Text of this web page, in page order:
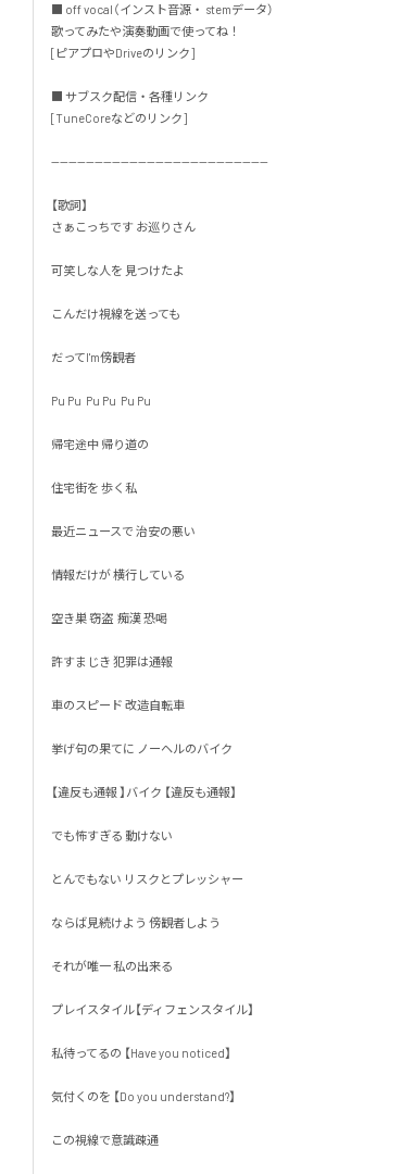
■ off vocal（インスト音源・ stemデータ）
歌ってみたや演奏動画で使ってね！
[ピアプロやDriveのリンク]
■ サブスク配信・各種リンク
[TuneCoreなどのリンク]
--------------------------------------------------
【歌詞】
さぁこっちです お巡りさん
可笑しな人を 見つけたよ
こんだけ視線を送っても
だってI'm傍観者
Pu Pu  Pu Pu  Pu Pu
帰宅途中 帰り道の
住宅街を 歩く私
最近ニュースで 治安の悪い
情報だけが 横行している
空き巣 窃盗  痴漢 恐喝
許すまじき 犯罪は通報
車のスピード 改造自転車
挙げ句の果てに ノーヘルのバイク
【違反も通報 】バイク 【違反も通報】
でも怖すぎる 動けない
とんでもない リスクとプレッシャー
ならば見続けよう 傍観者しよう
それが唯一 私の出来る
プレイスタイル【ディフェンスタイル】
私待ってるの 【Have you noticed】
気付くのを 【Do you understand?】
この視線で意識疎通